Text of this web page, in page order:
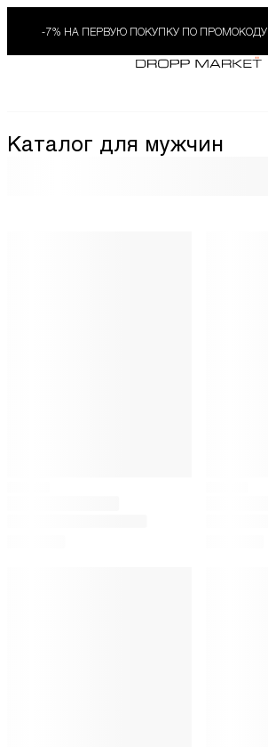
-7% НА ПЕРВУЮ ПОКУПКУ ПО ПРОМОКОДУ
Каталог для мужчин